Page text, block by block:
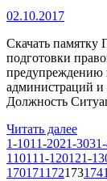
02.10.2017
Скачать
подготовки
предупреждению
администраций и
Должность
Читать далее
1-1011-2021-30
110111-120121-
170171 172173174